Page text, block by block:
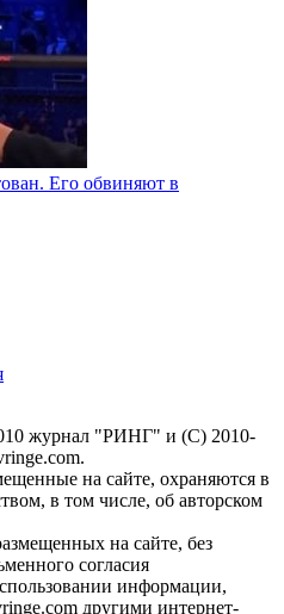
Его обвиняют в
журнал "РИНГ" и (С) 2010-
на сайте, охраняются в
в том числе, об авторском
на сайте, без
согласия
информации,
другими интернет-